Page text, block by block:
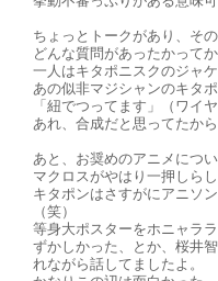
ちょっとトークがあり、そ
どんな質問があったかって
一人はキタポニスクのジャ
あの似非マジシャンのキタ
「紐でつってます」（ワイ
あれ、合成だと思ってたか
あと、お奨めのアニメにつ
マクロスがやはり一押しら
キタポンはさすがにアニソ
（笑）
等身大ポスターをホニャラ
ずかしかった、とか、桜井
れながら話してましたよ。